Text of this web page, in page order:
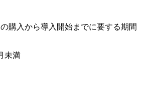
の購入から導入開始までに要する期間
未満